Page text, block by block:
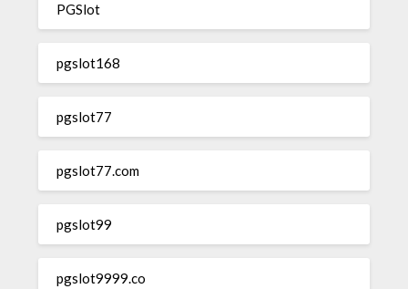
PGSlot
pgslot168
pgslot77
pgslot77.com
pgslot99
pgslot9999.co